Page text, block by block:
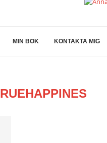
MIN BOK KONTAKTA MIG